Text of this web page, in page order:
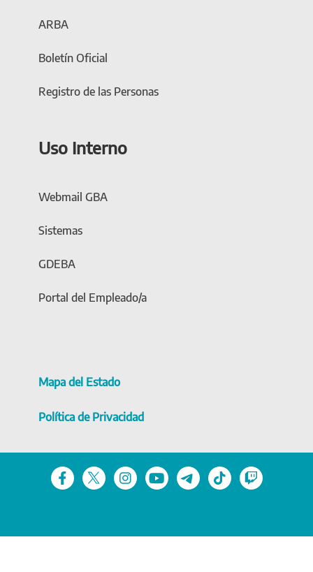
ARBA
Boletín Oficial
Registro de las Personas
Uso Interno
Webmail GBA
Sistemas
GDEBA
Portal del Empleado/a
Mapa del Estado
Política de Privacidad